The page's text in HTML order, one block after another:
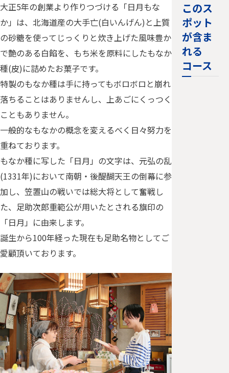
大正5年の創業より作りつづける「日月もな
か」は、北海道産の大手亡(白いんげん)と上質
の砂糖を使ってじっくりと炊き上げた風味豊か
で艶のある白餡を、もち米を原料にしたもなか
種(皮)に詰めたお菓子です。
特製のもなか種は手に持ってもボロボロと崩れ
落ちることはありませんし、上あごにくっつく
こともありません。
一般的なもなかの概念を変えるべく日々努力を
重ねております。
もなか種に写した「日月」の文字は、元弘の乱
(1331年)において南朝・後醍醐天王の倒幕に参
加し、笠置山の戦いでは総大将として奮戦し
た、足助次郎重範公が用いたとされる旗印の
「日月」に由来します。
誕生から100年経った現在も足助名物としてご
愛顧頂いております。
このス
ポット
が含ま
れる
コース
リア＞紅
と情緒あ
る町並み
をぶらり
旅
足助エリア
葉が有名で
いん…
足助の古
い町並み
をゆった
りおさん
ぽプラン
交通安全や